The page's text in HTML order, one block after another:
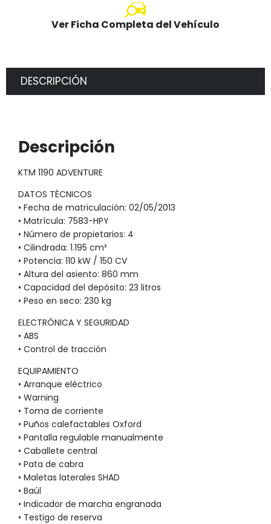
Ver Ficha Completa del Vehículo
DESCRIPCIÓN
Descripción
KTM 1190 ADVENTURE
DATOS TÉCNICOS
• Fecha de matriculación: 02/05/2013
• Matrícula: 7583-HPY
• Número de propietarios: 4
• Cilindrada: 1.195 cm³
• Potencia: 110 kW / 150 CV
• Altura del asiento: 860 mm
• Capacidad del depósito: 23 litros
• Peso en seco: 230 kg
ELECTRÓNICA Y SEGURIDAD
• ABS
• Control de tracción
EQUIPAMIENTO
• Arranque eléctrico
• Warning
• Toma de corriente
• Puños calefactables Oxford
• Pantalla regulable manualmente
• Caballete central
• Pata de cabra
• Maletas laterales SHAD
• Baúl
• Indicador de marcha engranada
• Testigo de reserva